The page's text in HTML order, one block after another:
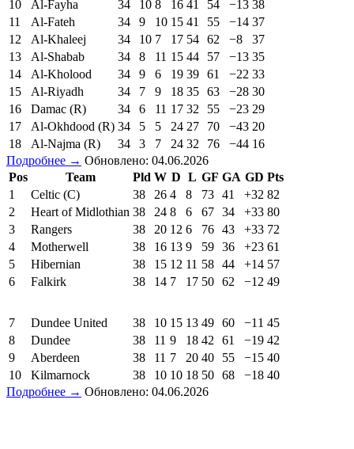
10 Al-Fayha 34 10 8 16 41 54 −13 38
11
Al-Fateh 34 9 10 15 41 55 −14 37
12
Al-Khaleej 34 10 7 17 54 62 −8
37
13
Al-Shabab 34 8 11 15 44 57 −13 35
14
Al-Kholood 34 9 6 19 39 61 −22 33
15
Al-Riyadh 34 7 9 18 35 63 −28 30
16
Damac (R) 34 6 11 17 32 55 −23 29
17
Al-Okhdood (R) 34 5 5 24 27 70 −43 20
18
Al-Najma (R) 34 3 7 24 32 76 −44 16
Подробнее → Обновлено: 04.06.2026
Pos
Team Pld W D L GF GA GD Pts
1
Celtic (C) 38 26 4 8 73 41 +32 82
2
Heart of Midlothian 38 24 8 6 67 34 +33 80
3
Rangers 38 20 12 6 76 43 +33 72
4
Motherwell 38 16 13 9 59 36 +23 61
5
Hibernian 38 15 12 11 58 44 +14 57
6
Falkirk 38 14 7 17 50 62 −12 49
7 Dundee United 38 10 15 13 49 60 −11 45
8
Dundee 38 11 9 18 42 61 −19 42
9
Aberdeen 38 11 7 20 40 55 −15 40
10
Kilmarnock 38 10 10 18 50 68 −18 40
Подробнее → Обновлено: 04.06.2026